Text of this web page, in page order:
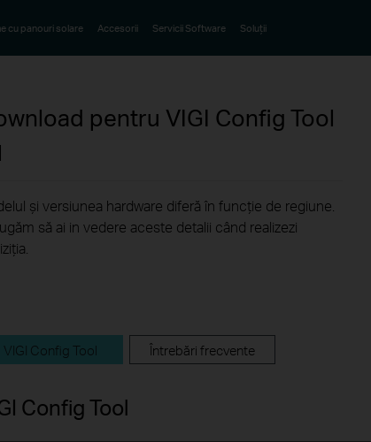
cu panouri solare Accesorii Servicii Software Soluții
pentru VIGI Config Tool
și versiunea hardware diferă în funcție de regiune.
să ai in vedere aceste detalii când realizezi
VIGI Config Tool Întrebări frecvente
Config Tool